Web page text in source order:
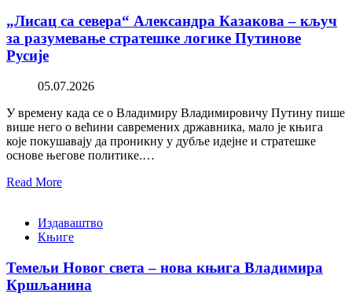
„Лисац са севера“ Александра Казакова – кључ
за разумевање стратешке логике Путинове
Русије
05.07.2026
У времену када се о Владимиру Владимировичу Путину пише
више него о већини савремених државника, мало је књига
које покушавају да проникну у дубље идејне и стратешке
основе његове политике.…
Read More
Издаваштво
Књиге
Темељи Новог света – нова књига Владимира
Кршљанина